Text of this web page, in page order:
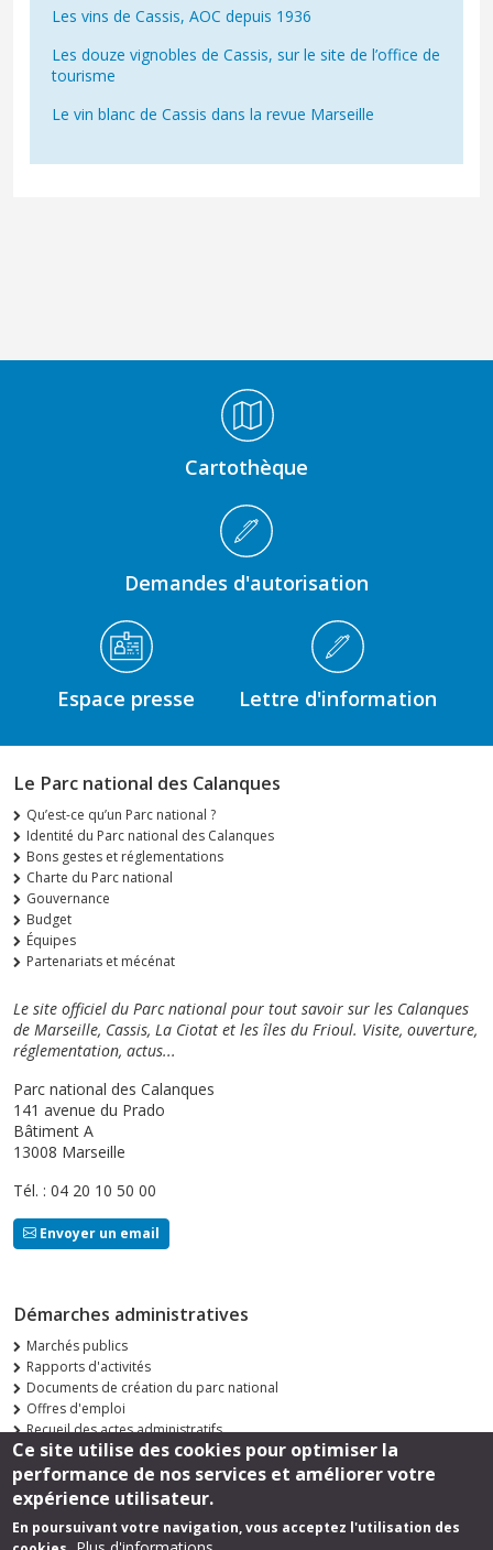
Les vins de Cassis, AOC depuis 1936
Les douze vignobles de Cassis, sur le site de l’office de
tourisme
Le vin blanc de Cassis dans la revue Marseille
Cartothèque
Demandes d'autorisation
Espace presse Lettre d'information
Le Parc national des Calanques
Qu’est-ce qu’un Parc national ?
Identité du Parc national des Calanques
Bons gestes et réglementations
Charte du Parc national
Gouvernance
Budget
Équipes
Partenariats et mécénat
Le site officiel du Parc national pour tout savoir sur les Calanques
de Marseille, Cassis, La Ciotat et les îles du Frioul. Visite, ouverture,
réglementation, actus...
Parc national des Calanques
141 avenue du Prado
Bâtiment A
13008 Marseille
Tél. : 04 20 10 50 00
Envoyer un email
Démarches administratives
Marchés publics
Rapports d'activités
Documents de création du parc national
Offres d'emploi
Recueil des actes administratifs
Consultations publiques
Suivez-nous
Ce site utilise des cookies pour optimiser la
performance de nos services et améliorer votre
expérience utilisateur.
En poursuivant votre navigation, vous acceptez l'utilisation des